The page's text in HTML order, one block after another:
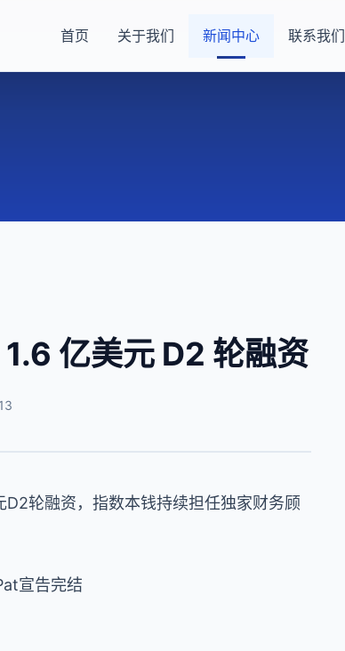
首页 关于我们 新闻中心 联系我们
亿美元 D2 轮融资
轮融资，指数本钱持续担任独家财务顾
宣告完结